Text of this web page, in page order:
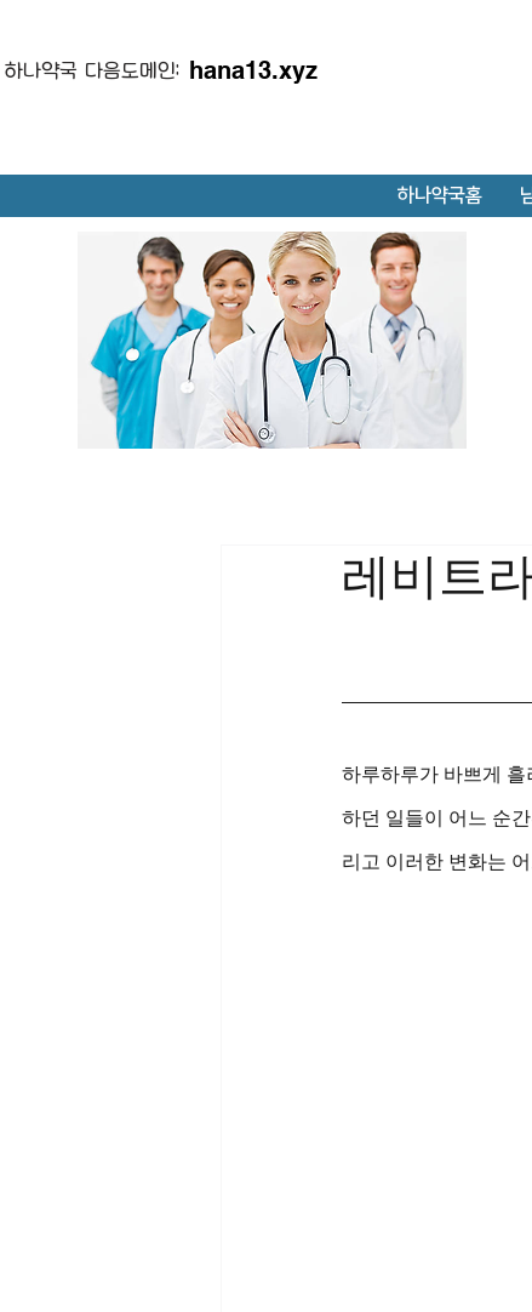
하나약국 다음도메인: hana13.xyz
하나약국홈
레비트
하루하루가 바쁘게
하던 일들이 어느 순
리고 이러한 변화는